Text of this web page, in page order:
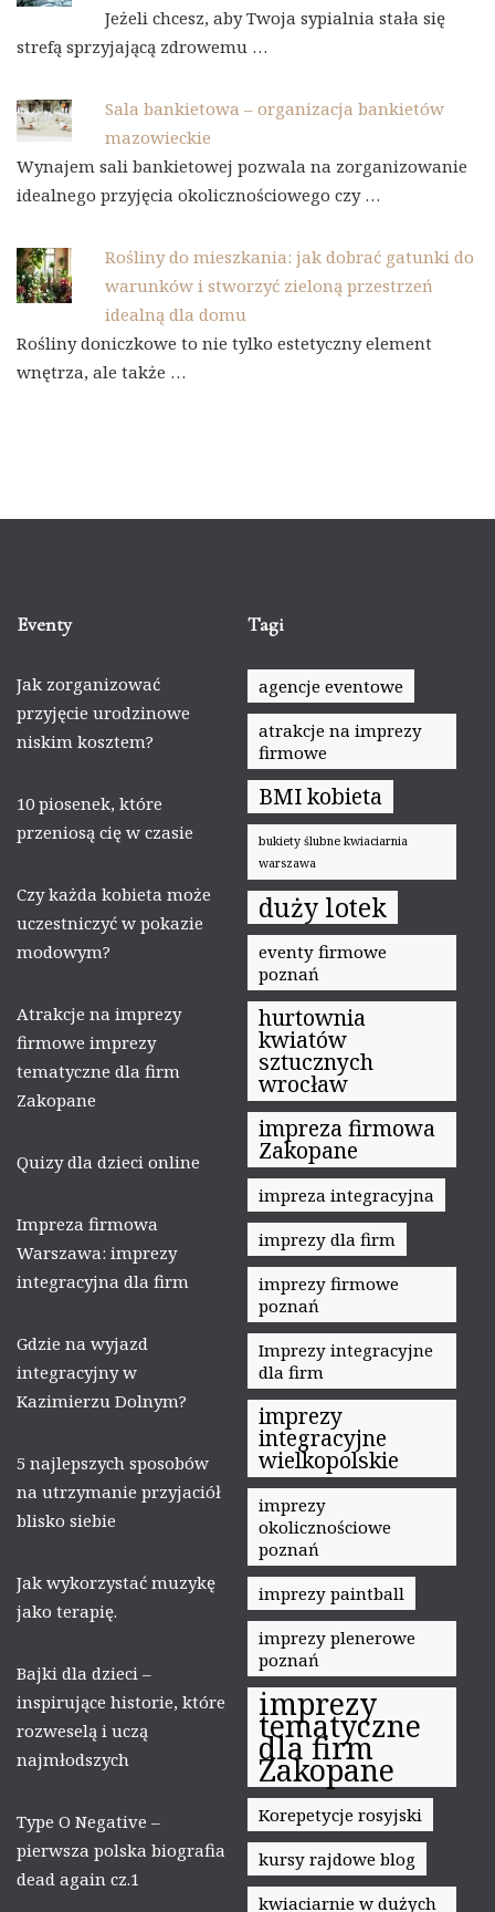
Jeżeli chcesz, aby Twoja sypialnia stała się
strefą sprzyjającą zdrowemu …
Sala bankietowa – organizacja bankietów
mazowieckie
Wynajem sali bankietowej pozwala na zorganizowanie
idealnego przyjęcia okolicznościowego czy …
Rośliny do mieszkania: jak dobrać gatunki do
warunków i stworzyć zieloną przestrzeń
idealną dla domu
Rośliny doniczkowe to nie tylko estetyczny element
wnętrza, ale także …
Eventy
Jak zorganizować
przyjęcie urodzinowe
niskim kosztem?
10 piosenek, które
przeniosą cię w czasie
Czy każda kobieta może
uczestniczyć w pokazie
modowym?
Atrakcje na imprezy
firmowe imprezy
tematyczne dla firm
Zakopane
Quizy dla dzieci online
Impreza firmowa
Warszawa: imprezy
integracyjna dla firm
Gdzie na wyjazd
integracyjny w
Kazimierzu Dolnym?
5 najlepszych sposobów
na utrzymanie przyjaciół
blisko siebie
Jak wykorzystać muzykę
jako terapię.
Bajki dla dzieci –
inspirujące historie, które
rozweselą i uczą
najmłodszych
Type O Negative –
pierwsza polska biografia
dead again cz.1
Tagi
agencje eventowe
atrakcje na imprezy
firmowe
BMI kobieta
bukiety ślubne kwiaciarnia
warszawa
duży lotek
eventy firmowe
poznań
hurtownia
kwiatów
sztucznych
wrocław
impreza firmowa
Zakopane
impreza integracyjna
imprezy dla firm
imprezy firmowe
poznań
Imprezy integracyjne
dla firm
imprezy
integracyjne
wielkopolskie
imprezy
okolicznościowe
poznań
imprezy paintball
imprezy plenerowe
poznań
imprezy
tematyczne
dla firm
Zakopane
Korepetycje rosyjski
kursy rajdowe blog
kwiaciarnie w dużych